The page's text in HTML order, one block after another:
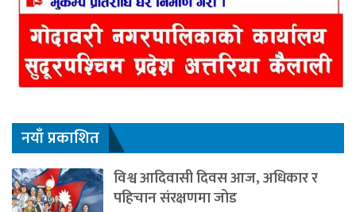
नयाँ प्रकाशित
विश्व आदिवासी दिवस आज, अधिकार र
पहिचान संरक्षणमा जोड